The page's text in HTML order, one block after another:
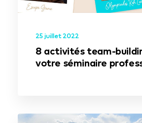
25 juillet 2022
8 activités team-
votre séminaire